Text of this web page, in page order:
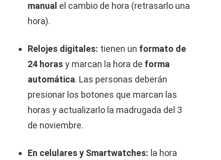
manual el cambio de hora (retrasarlo una
hora).
Relojes digitales: tienen un formato de
24 horas y marcan la hora de forma
automática. Las personas deberán
presionar los botones que marcan las
horas y actualizarlo la madrugada del 3
de noviembre.
En celulares y Smartwatches: la hora